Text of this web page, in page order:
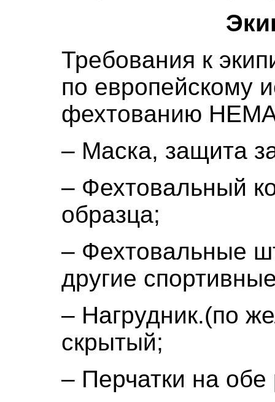
Требования к
по европейскому
фехтованию
– Маска, защита
– Фехтовальный
образца;
– Фехтовальные
другие
– Нагрудник.(по
скрытый;
– Перчатки на обе